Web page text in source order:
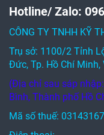
Hotline/ Zalo:
CÔNG TY TNHH KỸ
Trụ sở: 1100/2 Tỉnh
Đức, Tp. Hồ Chí Minh,
(Địa chỉ sau sáp
Bình, Thành phố Hồ
Mã số thuế: